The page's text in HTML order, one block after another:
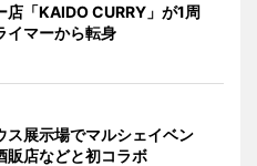
店「KAIDO CURRY」が1周
マーから転身
ス展示場でマルシェイベン
店などと初コラボ